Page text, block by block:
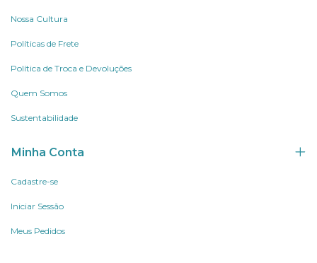
Nossa Cultura
Políticas de Frete
Política de Troca e Devoluções
Quem Somos
Sustentabilidade
Minha Conta
Cadastre-se
Iniciar Sessão
Meus Pedidos